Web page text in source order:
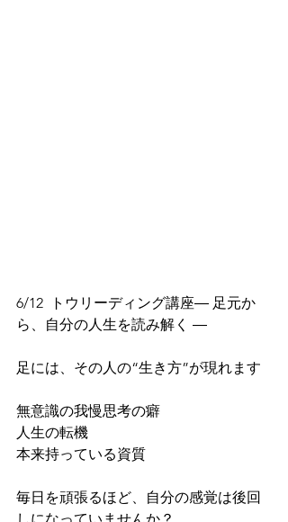
6/12  トウリーディング講座― 足元か
ら、自分の人生を読み解く ―
足には、その人の“生き方”が現れます
無意識の我慢思考の癖
人生の転機
本来持っている資質
毎日を頑張るほど、自分の感覚は後回